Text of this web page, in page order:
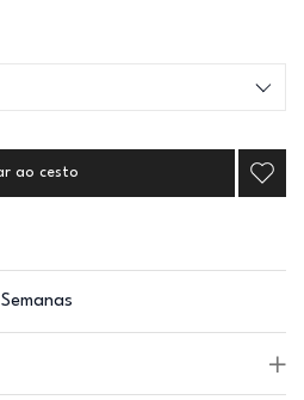
ao cesto